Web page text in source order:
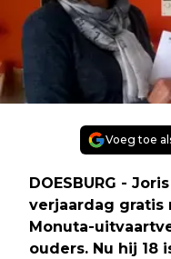
Voeg toe
DOESBURG -
verjaardag gratis
Monuta-
ouders. Nu hij 18